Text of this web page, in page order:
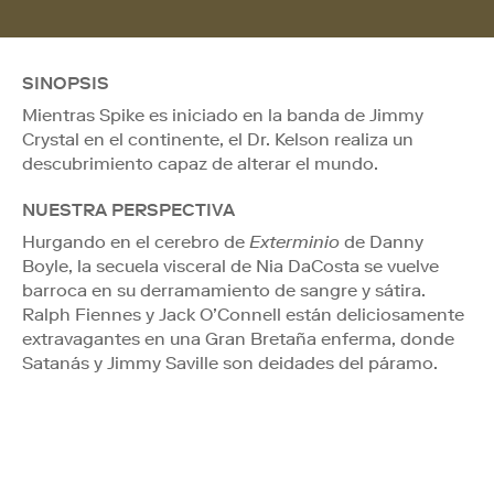
SINOPSIS
Mientras Spike es iniciado en la banda de Jimmy
Crystal en el continente, el Dr. Kelson realiza un
descubrimiento capaz de alterar el mundo.
NUESTRA PERSPECTIVA
Hurgando en el cerebro de Exterminio de Danny
Boyle, la secuela visceral de Nia DaCosta se vuelve
barroca en su derramamiento de sangre y sátira.
Ralph Fiennes y Jack O’Connell están deliciosamente
extravagantes en una Gran Bretaña enferma, donde
Satanás y Jimmy Saville son deidades del páramo.